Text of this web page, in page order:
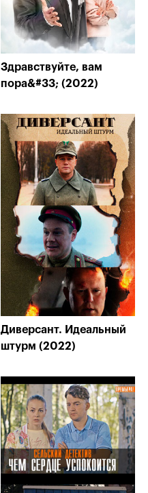
Здравствуйте, вам
пора&#33; (2022)
Диверсант. Идеальный
штурм (2022)